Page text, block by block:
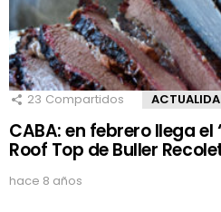
23 Compartidos
CABA: en febrero llega el
Roof Top de Buller
hace 8 años